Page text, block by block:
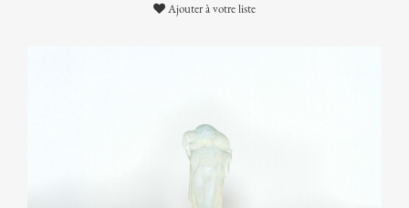
Ajouter à votre liste